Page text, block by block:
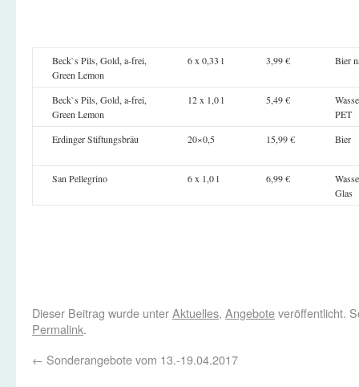
Beck`s Pils, Gold, a-frei,
Green Lemon
6 x 0,33 l 3,99 € Bier
Beck`s Pils, Gold, a-frei,
Green Lemon
12 x 1,0 l 5,49 €
PET
Erdinger Stiftungsbräu
20×0,5 15,99 € Bier
San Pellegrino 6 x 1,0 l 6,99 €
Glas
Dieser Beitrag wurde unterAktuelles, Angeboteveröffentlicht.
Permalink.
← Sonderangebote vom 13.-19.04.2017